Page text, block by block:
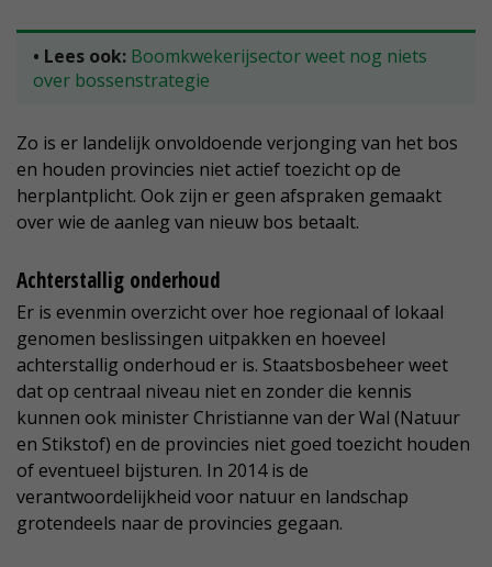
• Lees ook: Boomkwekerijsector weet nog niets
over bossenstrategie
Zo is er landelijk onvoldoende verjonging van het bos
en houden provincies niet actief toezicht op de
herplantplicht. Ook zijn er geen afspraken gemaakt
over wie de aanleg van nieuw bos betaalt.
Achterstallig onderhoud
Er is evenmin overzicht over hoe regionaal of lokaal
genomen beslissingen uitpakken en hoeveel
achterstallig onderhoud er is. Staatsbosbeheer weet
dat op centraal niveau niet en zonder die kennis
kunnen ook minister Christianne van der Wal (Natuur
en Stikstof) en de provincies niet goed toezicht houden
of eventueel bijsturen. In 2014 is de
verantwoordelijkheid voor natuur en landschap
grotendeels naar de provincies gegaan.